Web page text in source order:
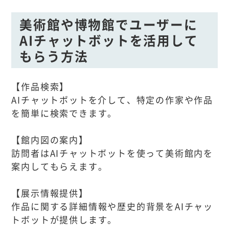
美術館や博物館でユーザーに
AIチャットボットを活用して
もらう方法
【作品検索】
AIチャットボットを介して、特定の作家や作品
を簡単に検索できます。
【館内図の案内】
訪問者はAIチャットボットを使って美術館内を
案内してもらえます。
【展示情報提供】
作品に関する詳細情報や歴史的背景をAIチャッ
トボットが提供します。